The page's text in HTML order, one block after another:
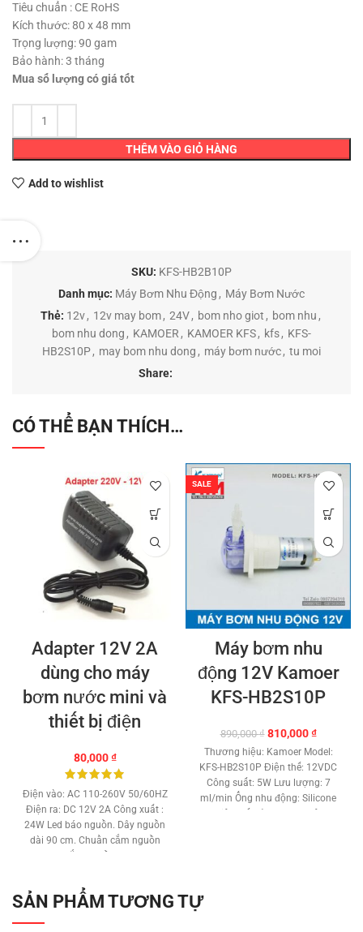
Tiêu chuẩn : CE RoHS
Kích thước: 80 x 48 mm
Trọng lượng: 90 gam
Bảo hành: 3 tháng
Mua số lượng có giá tốt
THÊM VÀO GIỎ HÀNG
Add to wishlist
SKU: KFS-HB2B10P
Danh mục: Máy Bơm Nhu Động , Máy Bơm Nước
Thẻ: 12v, 12v may bom, 24V, bom nho giot , bom nhu ,
bom nhu dong , KAMOER , KAMOER KFS, kfs, KFS-
HB2S10P, may bom nhu dong , máy bơm nước, tu moi
Share:
CÓ THỂ BẠN THÍCH…
Adapter 12V 2A
dùng cho máy
bơm nước mini và
thiết bị điện
80,000₫
Điện vào: AC 110-260V 50/60HZ
Điện ra: DC 12V 2A Công xuất :
24W Led báo nguồn. Dây nguồn
dài 90 cm. Chuần cắm nguồn
mm. Trọng lượng: 120 gam.
DC12V Adapter AC100-240V.
SALE
Máy bơm nhu
động 12V Kamoer
KFS-HB2S10P
890,000₫ Giá
gốc
là:
890,000 ₫.
810,000₫Giá
hiện
tại
là:
810,000
Thương hiệu: Kamoer Model:
KFS-HB2S10P Điện thế: 12VDC
Công suất: 5W Lưu lượng: 7
ml/min Ống nhu động: Silicone
SẢN PHẨM TƯƠNG TỰ